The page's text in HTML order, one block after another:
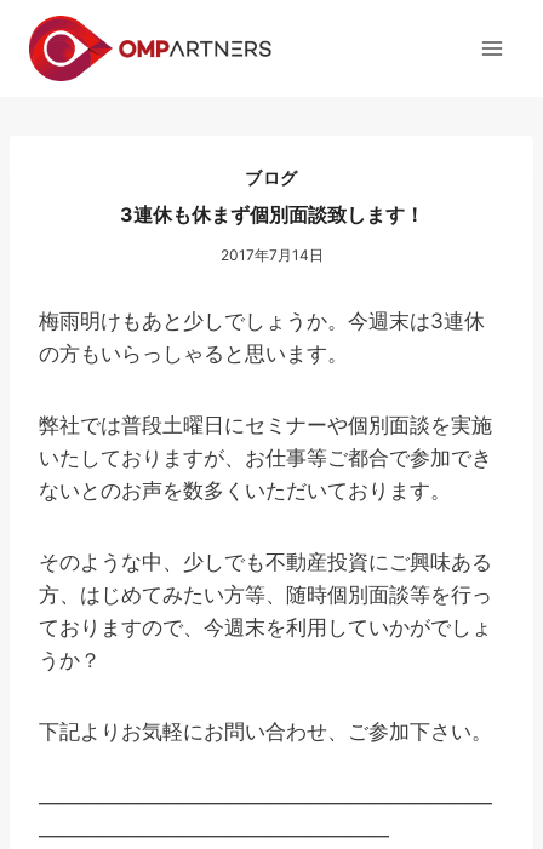
ブログ
3連休も休まず個別面談致します！
2017年7月14日
梅雨明けもあと少しでしょうか。今週末は3連休
の方もいらっしゃると思います。
弊社では普段土曜日にセミナーや個別面談を実施
いたしておりますが、お仕事等ご都合で参加でき
ないとのお声を数多くいただいております。
そのような中、少しでも不動産投資にご興味ある
方、はじめてみたい方等、随時個別面談等を行っ
ておりますので、今週末を利用していかがでしょ
うか？
下記よりお気軽にお問い合わせ、ご参加下さい。
——————————————————————
—————————————————